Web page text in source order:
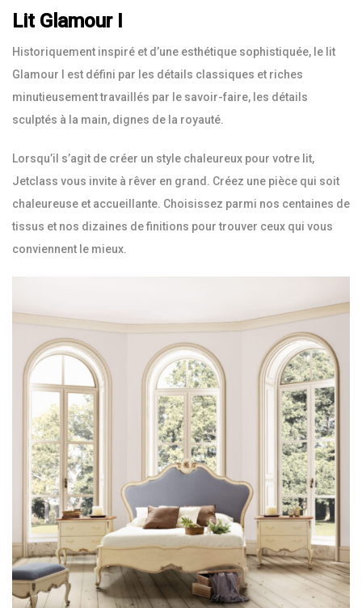
Lit Glamour I
Historiquement inspiré et d’une esthétique sophistiquée, le lit
Glamour I est défini par les détails classiques et riches
minutieusement travaillés par le savoir-faire, les détails
sculptés à la main, dignes de la royauté.
Lorsqu’il s’agit de créer un style chaleureux pour votre lit,
Jetclass vous invite à rêver en grand. Créez une pièce qui soit
chaleureuse et accueillante. Choisissez parmi nos centaines de
tissus et nos dizaines de finitions pour trouver ceux qui vous
conviennent le mieux.